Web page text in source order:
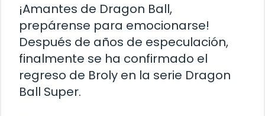
¡Amantes de Dragon Ball,
prepárense para emocionarse!
Después de años de especulación,
finalmente se ha confirmado el
regreso de Broly en la serie Dragon
Ball Super.